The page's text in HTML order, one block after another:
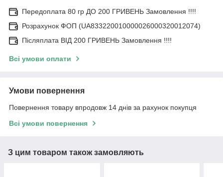
Передоплата 80 гр ДО 200 ГРИВЕНЬ Замовлення !!!!
Розрахунок ФОП (UA833220010000026000320012074)
Післяплата ВІД 200 ГРИВЕНЬ Замовлення !!!!
Всі умови оплати
Умови повернення
Повернення товару впродовж 14 днів за рахунок покупця
Всі умови повернення
З цим товаром також замовляють